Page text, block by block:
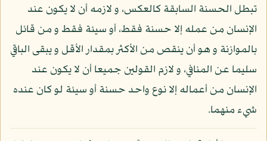
تبطل الحسنة السابقة كالعكس، و لازمه أن لا يكون عند
الإنسان من عمله إلا حسنة فقط، أو سيئة فقط و من قائل
بالموازنة و هو أن ينقص من الأكثر بمقدار الأقل و يبقى الباقي
سليما عن المنافي، و لازم القولين جميعا أن لا يكون عند
الإنسان من أعماله إلا نوع واحد حسنة أو سيئة لو كان عنده
شيء منهما.